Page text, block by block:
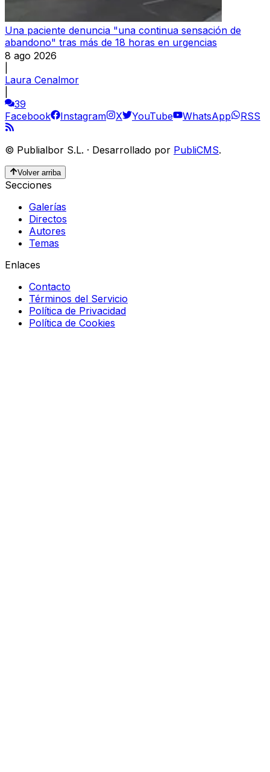
Una paciente denuncia "una continua sensación de
abandono" tras más de 18 horas en urgencias
8 ago 2026
Laura Cenalmor
39
Facebook
Instagram X YouTube WhatsApp RSS
© Publialbor S.L. · Desarrollado por PubliCMS.
Volver arriba
Secciones
Galerías
Directos
Autores
Temas
Enlaces
Contacto
Términos del Servicio
Política de Privacidad
Política de Cookies